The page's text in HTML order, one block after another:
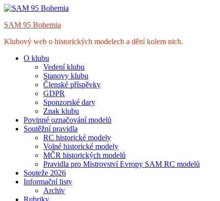
Skip
content
SAM 95 Bohemia
Klubový web o historických modelech a dění kolem nich.
O klubu
Vedení klubu
Stanovy klubu
Členské příspěvky
GDPR
Sponzorské dary
Znak klubu
Povinné označování modelů
Soutěžní pravidla
RC historické modely
Volné historické modely
MČR historických modelů
Pravidla pro Mistrovství Evropy SAM RC modelů
Souteže 2026
Informační listy
Archiv
Rubriky